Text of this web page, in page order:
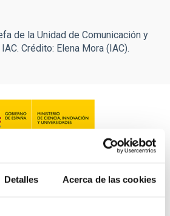
Detalles Acerca de las cookies
de la Unidad de Comunicación y
Crédito: Elena Mora (IAC).